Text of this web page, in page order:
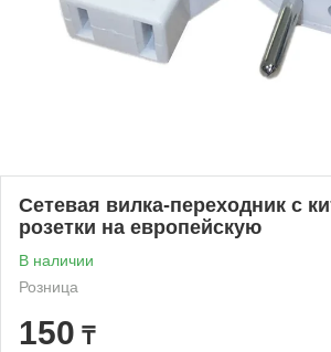
Сетевая вилка-переходник с
розетки на европейскую
В наличии
Розница
150 ₸